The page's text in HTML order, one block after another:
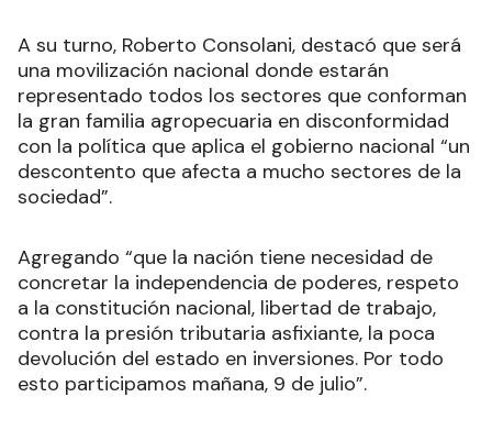
A su turno, Roberto Consolani, destacó que será
una movilización nacional donde estarán
representado todos los sectores que conforman
la gran familia agropecuaria en disconformidad
con la política que aplica el gobierno nacional “un
descontento que afecta a mucho sectores de la
sociedad”.
Agregando “que la nación tiene necesidad de
concretar la independencia de poderes, respeto
a la constitución nacional, libertad de trabajo,
contra la presión tributaria asfixiante, la poca
devolución del estado en inversiones. Por todo
esto participamos mañana, 9 de julio”.